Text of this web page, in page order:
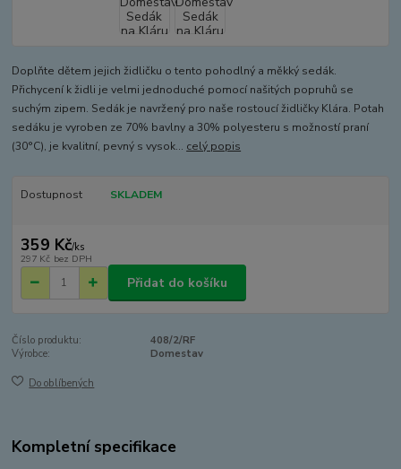
Doplňte dětem jejich židličku o tento pohodlný a měkký sedák.
Přichycení k židli je velmi jednoduché pomocí našitých popruhů se
suchým zipem. Sedák je navržený pro naše rostoucí židličky Klára. Potah
sedáku je vyroben ze 70% bavlny a 30% polyesteru s možností praní
(30°C), je kvalitní, pevný s vysok... celý popis
Dostupnost SKLADEM
359 Kč/ks
297 Kč bez DPH
Přidat do košíku
Číslo produktu:
408/2/RF
Výrobce:
Domestav
Do oblíbených
Kompletní specifikace